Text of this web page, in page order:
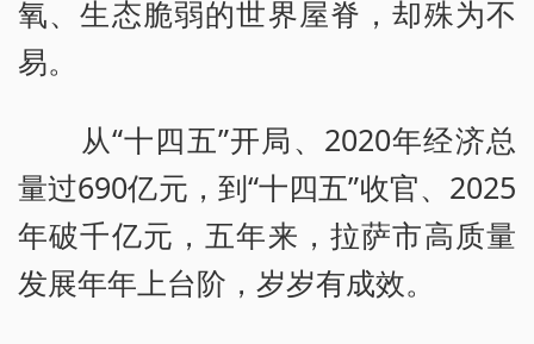
氧、生态脆弱的世界屋脊，却殊为不
易。
从“十四五”开局、2020年经济总
量过690亿元，到“十四五”收官、2025
年破千亿元，五年来，拉萨市高质量
发展年年上台阶，岁岁有成效。